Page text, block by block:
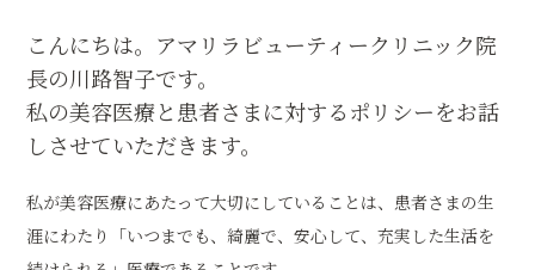
こんにちは。アマリラビューティークリニック院
長の川路智子です。
私の美容医療と患者さまに対するポリシーをお話
しさせていただきます。
私が美容医療にあたって大切にしていることは、患者さまの生
涯にわたり「いつまでも、綺麗で、安心して、充実した生活を